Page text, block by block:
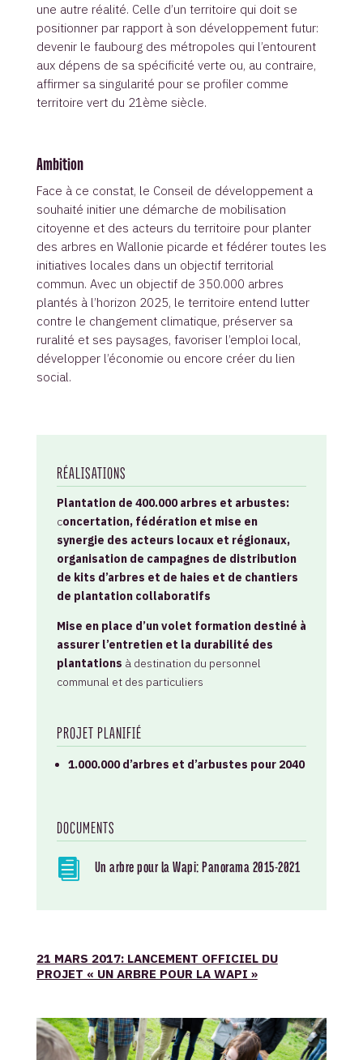
une autre réalité. Celle d’un territoire qui doit se
positionner par rapport à son développement futur:
devenir le faubourg des métropoles qui l’entourent
aux dépens de sa spécificité verte ou, au contraire,
affirmer sa singularité pour se profiler comme
territoire vert du 21ème siècle.
Ambition
Face à ce constat, le Conseil de développement a
souhaité initier une démarche de mobilisation
citoyenne et des acteurs du territoire pour planter
des arbres en Wallonie picarde et fédérer toutes les
initiatives locales dans un objectif territorial
commun. Avec un objectif de 350.000 arbres
plantés à l’horizon 2025, le territoire entend lutter
contre le changement climatique, préserver sa
ruralité et ses paysages, favoriser l’emploi local,
développer l’économie ou encore créer du lien
social.
RÉALISATIONS
Plantation de 400.000 arbres et arbustes:
concertation, fédération et mise en
synergie des acteurs locaux et régionaux,
organisation de campagnes de distribution
de kits d’arbres et de haies et de chantiers
de plantation collaboratifs
Mise en place d’un volet formation destiné à
assurer l’entretien et la durabilité des
plantations à destination du personnel
communal et des particuliers
PROJET PLANIFIÉ
1.000.000 d’arbres et d’arbustes pour 2040
DOCUMENTS
 Un arbre pour la Wapi: Panorama 2015-2021
21 MARS 2017: LANCEMENT OFFICIEL DU
PROJET « UN ARBRE POUR LA WAPI »